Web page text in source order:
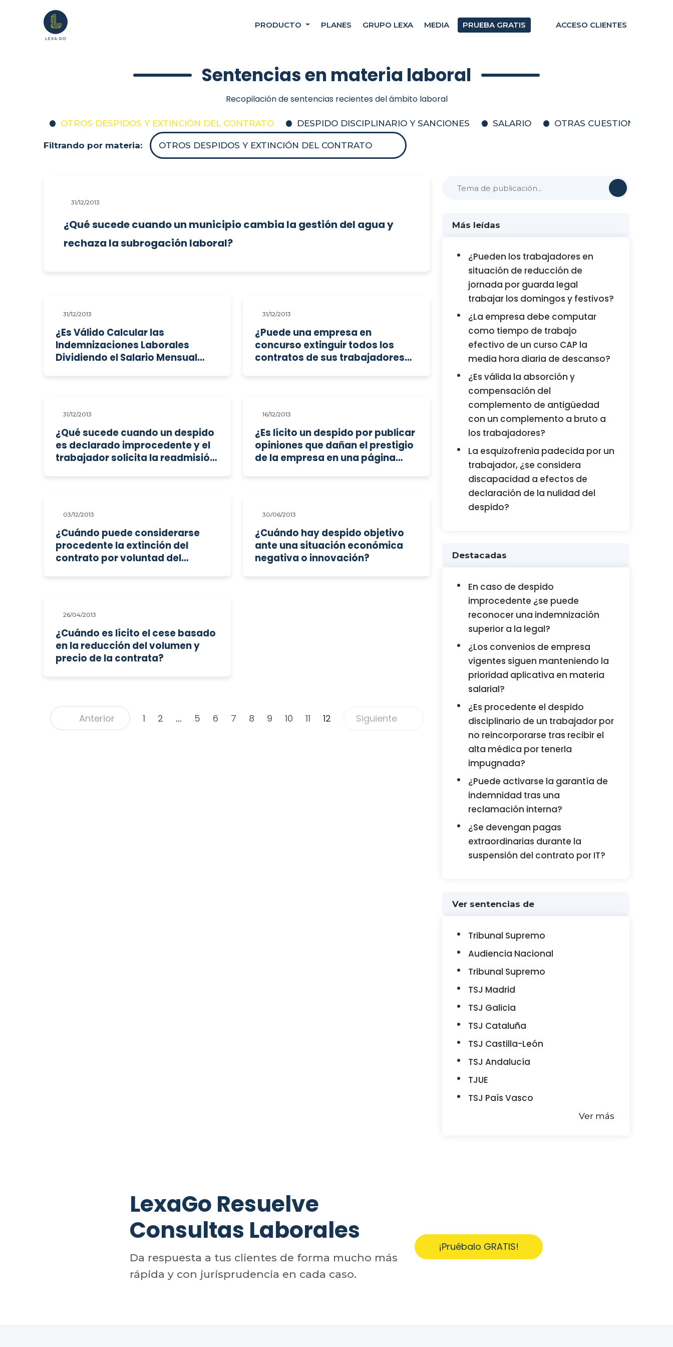
PRODUCTO PLANES GRUPO LEXA MEDIA PRUEBA GRATIS ACCESO CLIENTES
Sentencias en materia laboral
Recopilación de sentencias recientes del ámbito laboral
OTROS DESPIDOS Y EXTINCIÓN DEL CONTRATO DESPIDO DISCIPLINARIO Y SANCIONES SALARIO OTRAS CUESTIONES
Filtrando por materia: OTROS DESPIDOS Y EXTINCIÓN DEL CONTRATO
31/12/2013
¿Qué sucede cuando un municipio cambia la gestión del agua y
rechaza la subrogación laboral?
31/12/2013
¿Es Válido Calcular las
Indemnizaciones Laborales
Dividiendo el Salario Mensual
31/12/2013
¿Puede una empresa en
concurso extinguir todos los
contratos de sus trabajadores
31/12/2013
¿Qué sucede cuando un despido
es declarado improcedente y el
trabajador solicita la readmisión
16/12/2013
¿Es lícito un despido por publicar
opiniones que dañan el prestigio
de la empresa en una página
03/12/2013
¿Cuándo puede considerarse
procedente la extinción del
contrato por voluntad del
30/06/2013
¿Cuándo hay despido objetivo
ante una situación económica
negativa o innovación?
26/04/2013
¿Cuándo es lícito el cese basado
en la reducción del volumen y
precio de la contrata?
Anterior 1 2 ... 5 6 7 8 9 10 11 12 Siguiente
Más leídas
¿Pueden los trabajadores en
situación de reducción de
jornada por guarda legal
trabajar los domingos y festivos?
¿La empresa debe computar
como tiempo de trabajo
efectivo de un curso CAP la
media hora diaria de descanso?
¿Es válida la absorción y
compensación del
complemento de antigüedad
con un complemento a bruto a
los trabajadores?
La esquizofrenia padecida por un
trabajador, ¿se considera
discapacidad a efectos de
declaración de la nulidad del
despido?
Destacadas
En caso de despido
improcedente ¿se puede
reconocer una indemnización
superior a la legal?
¿Los convenios de empresa
vigentes siguen manteniendo la
prioridad aplicativa en materia
salarial?
¿Es procedente el despido
disciplinario de un trabajador por
no reincorporarse tras recibir el
alta médica por tenerla
impugnada?
¿Puede activarse la garantía de
indemnidad tras una
reclamación interna?
¿Se devengan pagas
extraordinarias durante la
suspensión del contrato por IT?
Ver sentencias de
Tribunal Supremo
Audiencia Nacional
Tribunal Supremo
TSJ Madrid
TSJ Galicia
TSJ Cataluña
TSJ Castilla-León
TSJ Andalucía
TJUE
TSJ País Vasco
Ver más
LexaGo Resuelve
Consultas Laborales
Da respuesta a tus clientes de forma mucho más
rápida y con jurisprudencia en cada caso.
¡Pruébalo GRATIS!